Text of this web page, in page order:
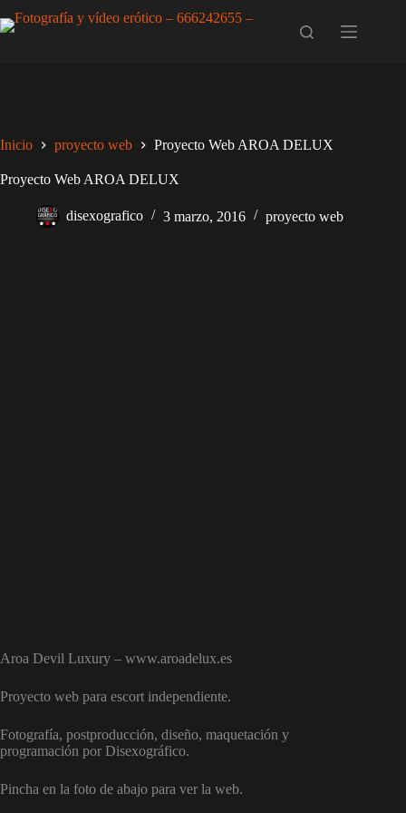
al
Inicio proyecto web Proyecto Web AROA DELUX
Proyecto Web AROA DELUX
disexografico 3 marzo, 2016 proyecto web
Aroa Devil Luxury – www.aroadelux.es
Proyecto web para escort independiente.
Fotografía, postproducción, diseño, maquetación y
programación por Disexográfico.
Pincha en la foto de abajo para ver la web.